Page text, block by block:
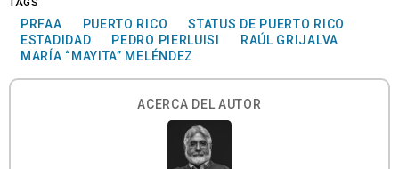
PRFAA PUERTO RICO
STATUS DE PUERTO RICO
ESTADIDAD
PEDRO PIERLUISI
RAÚL GRIJALVA
MARÍA “MAYITA” MELÉNDEZ
ACERCA DEL AUTOR